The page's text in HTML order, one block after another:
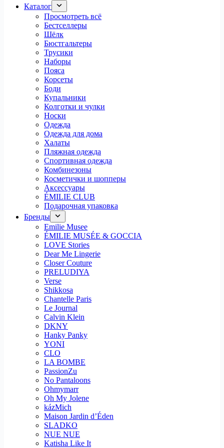
Каталог
Просмотреть всё
Бестселлеры
Шёлк
Бюстгальтеры
Трусики
Наборы
Пояса
Корсеты
Боди
Купальники
Колготки и чулки
Носки
Одежда
Одежда для дома
Халаты
Пляжная одежда
Спортивная одежда
Комбинезоны
Косметички и шопперы
Аксессуары
ÉMILIE CLUB
Подарочная упаковка
Бренды
Emilie Musee
ÉMILIE MUSÉE & GOCCIA
LOVE Stories
Dear Me Lingerie
Closer Couture
PRELUDIYA
Verse
Shikkosa
Chantelle Paris
Le Journal
Calvin Klein
DKNY
Hanky Panky
YONI
CLO
LA BOMBE
PassionZu
No Pantaloons
Ohmymarr
Oh My Jolene
kázMich
Maison Jardin d’Éden
SLADKO
NUE NUE
Katisha Like It